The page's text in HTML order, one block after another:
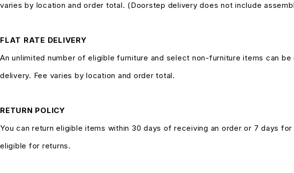
varies by location and order total. (Doorstep delivery does not include
FLAT RATE DELIVERY
An unlimited number of eligible furniture and select non-furniture items can
delivery. Fee varies by location and order total.
RETURN POLICY
You can return eligible items within 30 days of receiving an order or 7 days
eligible for returns.